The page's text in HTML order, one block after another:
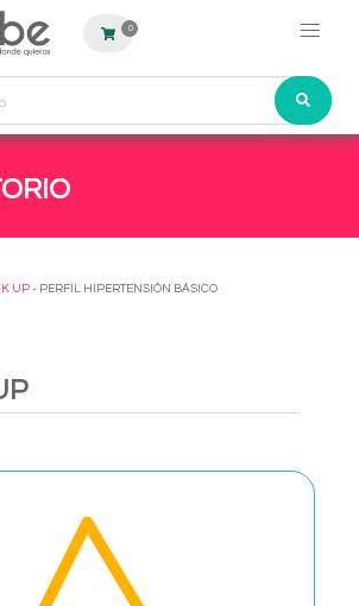
0
UP - PERFIL HIPERTENSIÓN BÁSICO